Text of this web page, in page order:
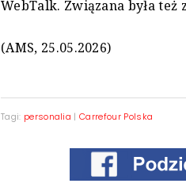
WebTalk. Związana była też
(AMS, 25.05.2026)
Tagi: personalia |Carrefour Polska